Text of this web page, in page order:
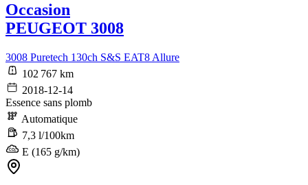
Occasion
PEUGEOT 3008
3008 Puretech 130ch S&S EAT8 Allure
102 767 km
2018-12-14
Essence sans plomb
Automatique
7,3 l/100km
E (165 g/km)